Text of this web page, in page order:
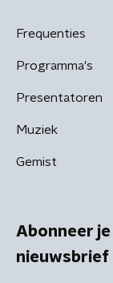
Frequenties
Programma's
Presentatoren
Muziek
Gemist
Abonneer
nieuwsbrief